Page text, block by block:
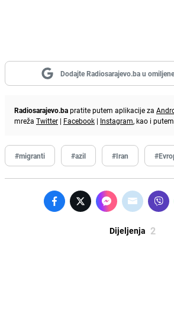
Dodajte Radiosarajevo.ba u
Radiosarajevo.bapratite putem aplikacije za
mreža Twitter | Facebook | Instagram, kao i
#migranti #azil #Iran
Dijeljenja 2